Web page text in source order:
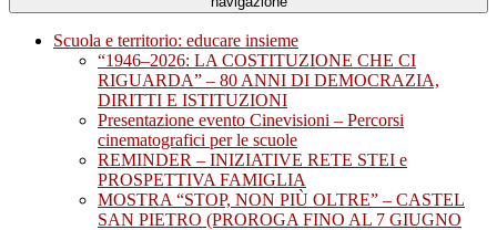
Scuola e territorio: educare insieme
“1946–2026: LA COSTITUZIONE CHE CI
RIGUARDA” – 80 ANNI DI DEMOCRAZIA,
DIRITTI E ISTITUZIONI
Presentazione evento Cinevisioni – Percorsi
cinematografici per le scuole
REMINDER – INIZIATIVE RETE STEI e
PROSPETTIVA FAMIGLIA
MOSTRA “STOP, NON PIÙ OLTRE” – CASTEL
SAN PIETRO (PROROGA FINO AL 7 GIUGNO